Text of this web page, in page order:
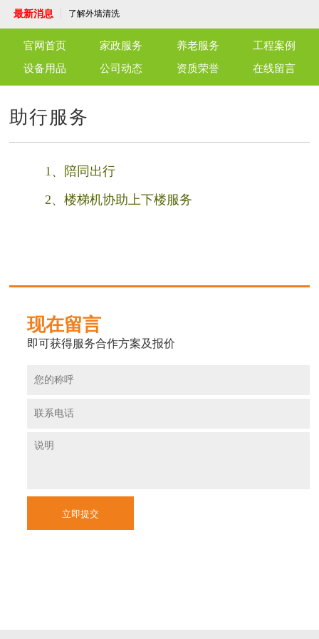
最新消息
了解外墙清洗
守护每一刻，温暖每一心——专业护工陪护
端午佳节，粽子飘香，永安养老驿站共话温
北京仁友永安养老驿站：老年人的温馨家园
仁友育儿嫂服务：专业陪伴，呵护成长
洁服务为您护航
洗衣机清洗服务，让洁净生活从“新”开始！
干洗店是怎么清洗各种衣物的？
了解外墙清洗
服务
端午佳节，粽子飘香，永安养老驿站共话温
情北京仁友永安养老驿站：老年人的温馨家园
仁友育儿嫂服务：专业陪伴，呵护成长
仁友干洗店，优质高效，温馨细致，为官兵
官网首页 家政服务 养老服务
工程案例
设备用品
公司动态 资质荣誉 在线留言
助行服务
1、陪同出行
2、楼梯机协助上下楼服务
现在留言
即可获得服务合作方案及报价
立即提交